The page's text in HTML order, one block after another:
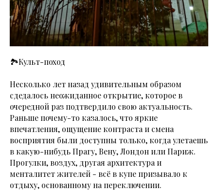
🏞️Культ-поход
Несколько лет назад удивительным образом
сдедалось неожиданное открытие, которое в
очередной раз подтвердило свою актуальность.
Раньше почему-то казалось, что яркие
впечатления, ощущение контраста и смена
восприятия были доступны только, когда улетаешь
в какую-нибудь Прагу, Вену, Лондон или Париж.
Прогулки, воздух, другая архитектура и
менталитет жителей - всё в купе призывало к
отдыху, основанному на переключении.